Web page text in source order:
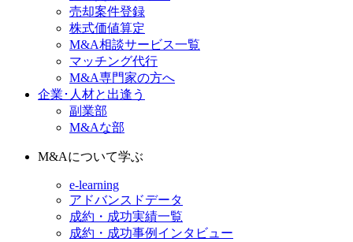
売却案件登録
株式価値算定
M&A相談サービス一覧
マッチング代行
M&A専門家の方へ
企業･人材と出逢う
副業部
M&Aな部
M&Aについて学ぶ
e-learning
アドバンスドデータ
成約・成功実績一覧
成約・成功事例インタビュー